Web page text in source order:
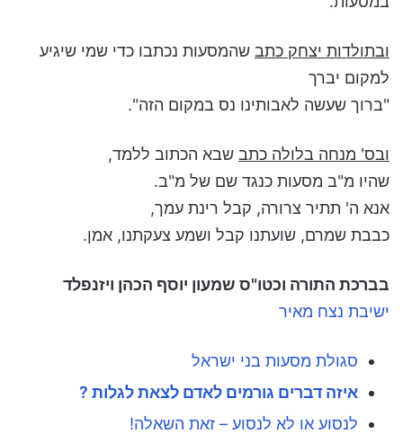
ובתולדות יצחק כתב שהמסעות נכתבו כדי שמי שיגיע
למקום יברך
"ברוך שעשה לאבותינו נס במקום הזה".
ובס' מנחה בלולה כתב שבא הכתוב ללמד,
שהיו מ"ב מסעות כנגד שם של מ"ב.
אנא ה' תתיר צרורה, קבל רינת עמך,
כבבת שמרם, שועתנו קבל ושמע צעקתנו, אמן.
בברכת התורה וכטו"ס שמעון יוסף הכהן ויזנפלד
ישיבת נצח מאיר
סגולת מסעות בני ישראל
איזה דברים גורמים לאדם לצאת לגלות ?
לנסוע או לא לנסוע – זאת השאלה!